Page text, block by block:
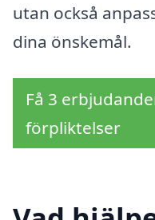
utan också
dina önskemål.
Få 3
förpliktelser